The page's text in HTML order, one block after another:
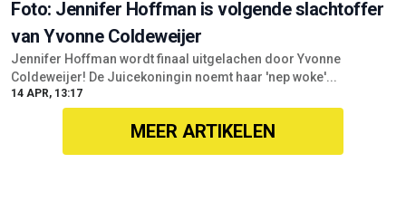
Foto: Jennifer Hoffman is volgende slachtoffer
van Yvonne Coldeweijer
Jennifer Hoffman wordt finaal uitgelachen door Yvonne
Coldeweijer! De Juicekoningin noemt haar 'nep woke'...
14 APR, 13:17
MEER ARTIKELEN